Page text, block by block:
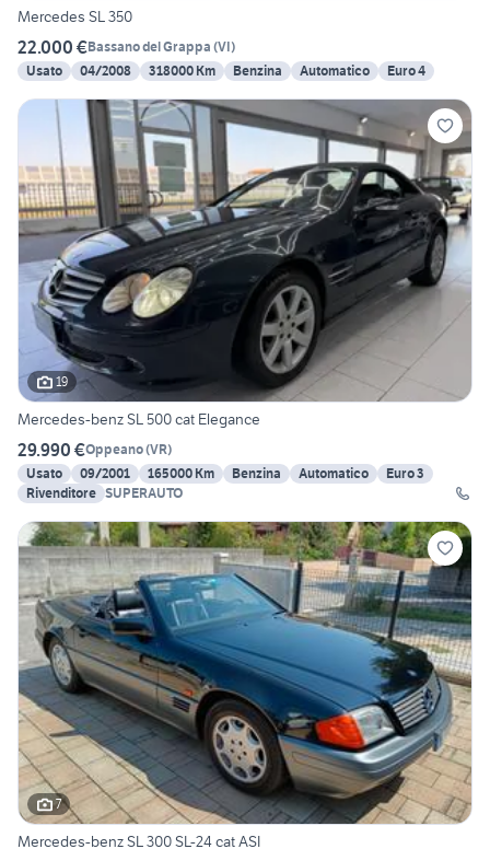
Mercedes SL 350
22.000 €Bassano del Grappa (VI)
Usato
04/2008 318000 Km Benzina Automatico Euro 4
19
Mercedes-benz SL 500 cat Elegance
29.990 €Oppeano(VR)
Usato
09/2001 165000 Km Benzina Automatico
Euro 3
Rivenditore SUPERAUTO
7
Mercedes-benz SL 300 SL-24 cat ASI